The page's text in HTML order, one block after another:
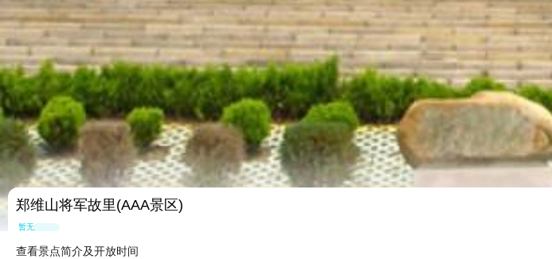
郑维山将军故里(AAA景区)
暂无点评
查看景点简介及开放时间